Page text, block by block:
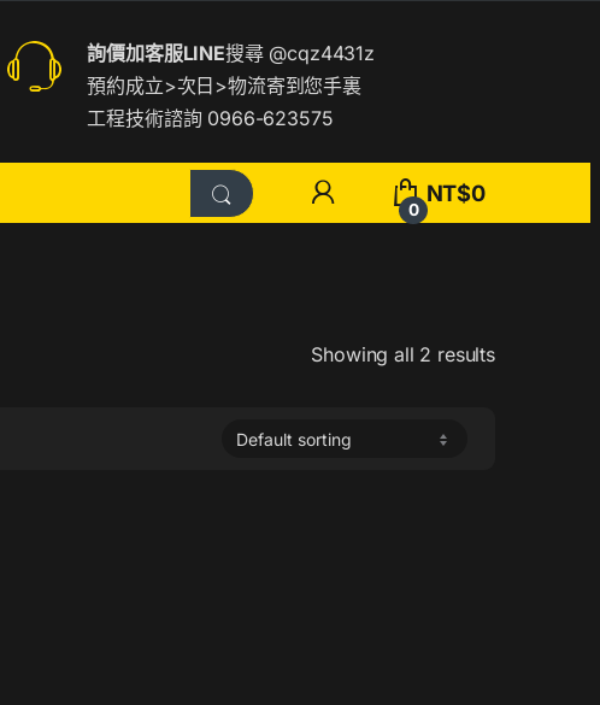
詢價加客服LINE搜尋 @cqz4431z
預約成立>次日>物流寄到您手裏
工程技術諮詢 0966-623575
0
NT$0
Showing all 2 results